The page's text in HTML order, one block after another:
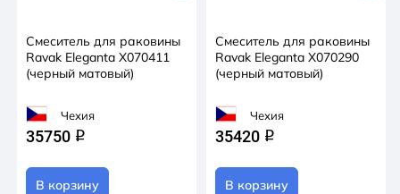
Смеситель для раковины
Ravak Eleganta X070411
(черный матовый)
Чехия
35750 q
В корзину
Смеситель для раковины
Ravak Eleganta X070290
(черный матовый)
Чехия
35420 q
В корзину